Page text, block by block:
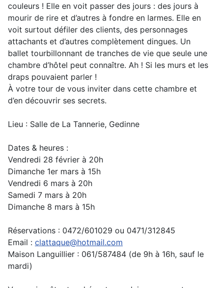
couleurs ! Elle en voit passer des jours : des jours à
mourir de rire et d’autres à fondre en larmes. Elle en
voit surtout défiler des clients, des personnages
attachants et d’autres complètement dingues. Un
ballet tourbillonnant de tranches de vie que seule une
chambre d’hôtel peut connaître. Ah ! Si les murs et les
draps pouvaient parler !
À votre tour de vous inviter dans cette chambre et
d’en découvrir ses secrets.
Lieu : Salle de La Tannerie, Gedinne
Dates & heures :
Vendredi 28 février à 20h
Dimanche 1er mars à 15h
Vendredi 6 mars à 20h
Samedi 7 mars à 20h
Dimanche 8 mars à 15h
Réservations : 0472/601029 ou 0471/312845
Email : clattaque@hotmail.com
Maison Languillier : 061/587484 (de 9h à 16h, sauf le
mardi)